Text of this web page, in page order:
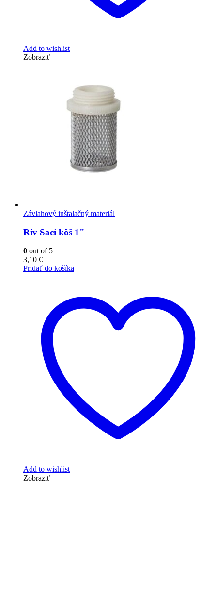
Add to wishlist
Zobraziť
Závlahový inštalačný materiál
Riv Sací kôš 1"
0 out of 5
3,10 €
Pridať do košíka
Add to wishlist
Zobraziť